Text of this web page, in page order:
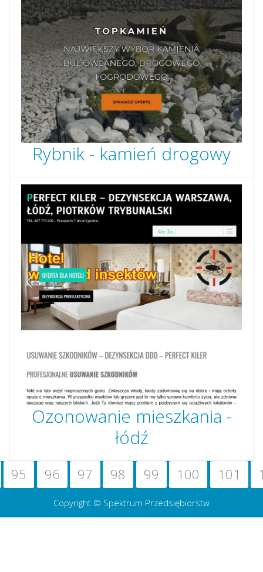
Rybnik - kamień drogowy
Ozonowanie mieszkania -
łódź
95 96 97 98 99 100 101
Copyright © Spektrum Przedsiębiorstw